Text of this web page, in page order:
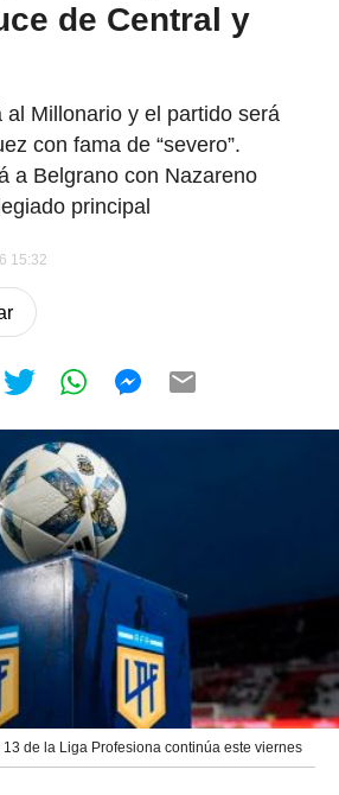
de Central y
al Millonario y el partido será
con fama de “severo”.
a Belgrano con Nazareno
principal
15:32
de la Liga Profesiona continúa este viernes